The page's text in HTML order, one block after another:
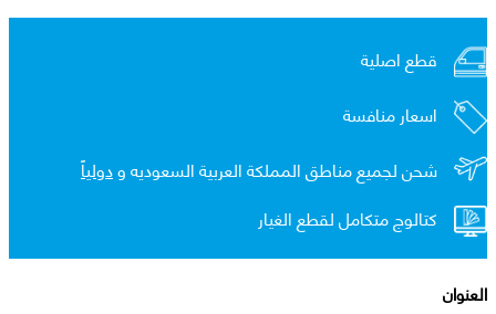
قطع اصلية
اسعار منافسة
شحن لجميع مناطق المملكة العربية السعوديه ودولياً
كتالوج متكامل لقطع الغيار
العنوان